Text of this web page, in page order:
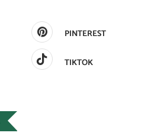
PINTEREST
TIKTOK